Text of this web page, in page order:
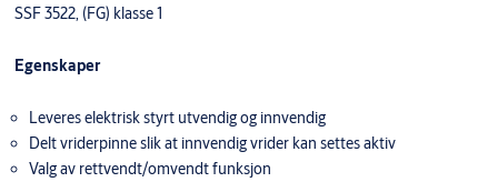
SSF 3522, (FG) klasse 1
Egenskaper
Leveres elektrisk styrt utvendig og innvendig
Delt vriderpinne slik at innvendig vrider kan settes aktiv
Valg av rettvendt/omvendt funksjon